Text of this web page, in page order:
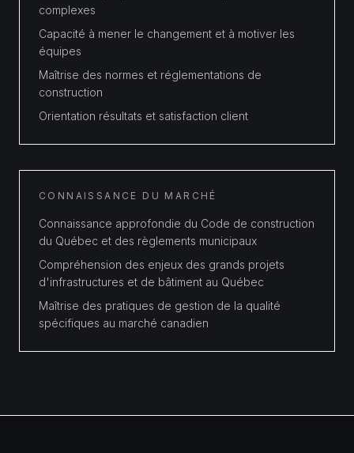
complexes
Capacité à mener le changement et à motiver les
équipes
Maîtrise des normes et réglementations de
construction
Orientation résultats et satisfaction client
CONNAISSANCE DU MARCHÉ
Connaissance approfondie du Code de construction
du Québec et des règlements municipaux
Compréhension des enjeux des grands projets
d'infrastructures et de bâtiment au Québec
Maîtrise des pratiques de gestion de la qualité
spécifiques au marché canadien